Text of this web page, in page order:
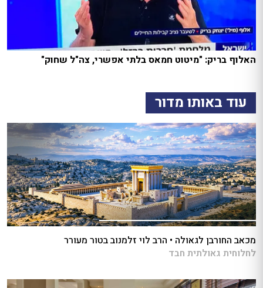
האלוף בריק: "מיטוט חמאס בלתי אפשרי, צה"ל שחוק"
עוד באותו מדור
מכאב החורבן לגאולה • הרב לוי זלמנוב בטור מעורר
לחלוחית גאולתית חבד